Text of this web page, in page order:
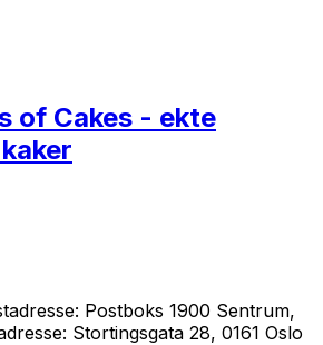
of Cakes - ekte
Postboks 1900 Sentrum,
Stortingsgata 28, 0161 Oslo